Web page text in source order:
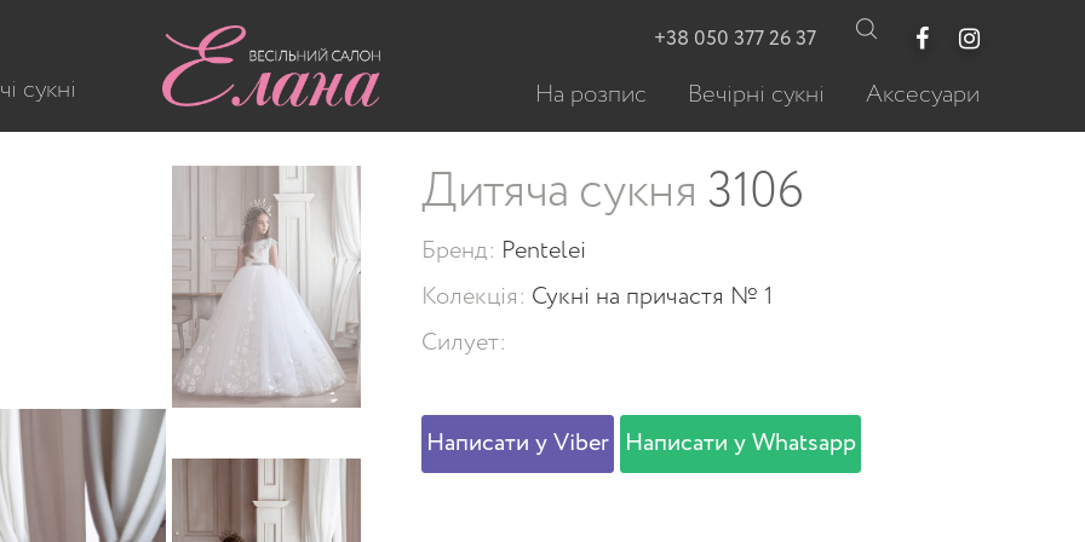
Дитяча сукня 3106
Бренд: Pentelei
Колекція: Сукні на причастя № 1
Силует:
Написати у Viber Написати у Whatsapp
сукні
+38 050 377 26 37
На розпис Вечірні сукні Аксесуари